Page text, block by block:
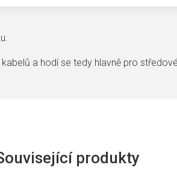
produkty
a hodí se tedy hlavně pro středové